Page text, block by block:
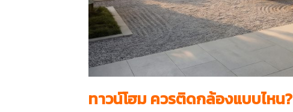
ทาวน์โฮม ควรติดกล้องแบบไหน?